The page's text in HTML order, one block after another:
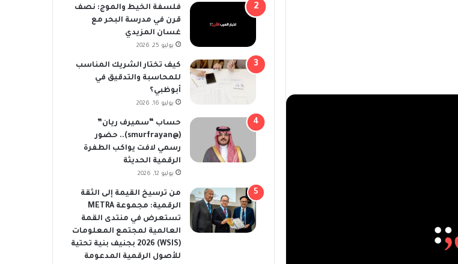
فلسفة الخيط والموج: نصف
قرن في مدرسة البحر مع
غسان المزيدي
يوليو 25, 2026
كيف تختار الشريك المناسب
للمحاسبة والتدقيق في
أبوظبي؟
يوليو 16, 2026
حساب “سميرف ريان”
(@smurfrayan).. حضور
رسمي لافت يواكب الطفرة
الرقمية الحديثة
يوليو 12, 2026
من ترسيخ القيمة إلى الثقة
الرقمية: مجموعة METRA
تستعرض في منتدى القمة
العالمية لمجتمع المعلومات
(WSIS) 2026 بجنيف بنية تحتية
للأصول الرقمية المدعومة